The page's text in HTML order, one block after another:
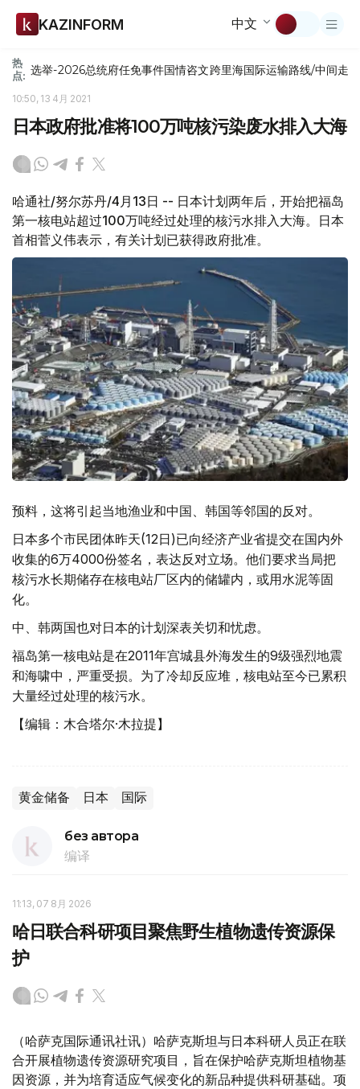
KAZINFORM 中文
热
点: 选举-2026总统府任免事件国情咨文跨里海国际运输路线/中间走廊
10:50, 13 4月 2021
日本政府批准将100万吨核污染废水排入大海
哈通社/努尔苏丹/4月13日 -- 日本计划两年后，开始把福岛
第一核电站超过100万吨经过处理的核污水排入大海。日本
首相菅义伟表示，有关计划已获得政府批准。
预料，这将引起当地渔业和中国、韩国等邻国的反对。
日本多个市民团体昨天(12日)已向经济产业省提交在国内外
收集的6万4000份签名，表达反对立场。他们要求当局把
核污水长期储存在核电站厂区内的储罐内，或用水泥等固
化。
中、韩两国也对日本的计划深表关切和忧虑。
福岛第一核电站是在2011年宫城县外海发生的9级强烈地震
和海啸中，严重受损。为了冷却反应堆，核电站至今已累积
大量经过处理的核污水。
【编辑：木合塔尔·木拉提】
黄金储备 日本 国际
без автора
编译
11:13, 07 8月 2026
哈日联合科研项目聚焦野生植物遗传资源保
护
（哈萨克国际通讯社讯）哈萨克斯坦与日本科研人员正在联
合开展植物遗传资源研究项目，旨在保护哈萨克斯坦植物基
因资源，并为培育适应气候变化的新品种提供科研基础。项